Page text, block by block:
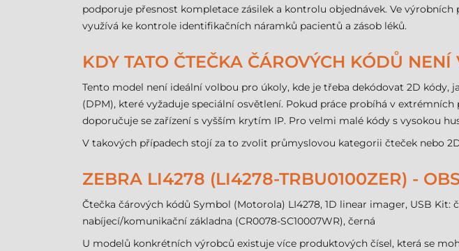
podporuje přesnost kompletace zásilek a kontrolu objednávek. Ve
využívá ke kontrole identifikačních náramků pacientů a zásob léků.
KDY TATO ČTEČKA ČÁROVÝCH KÓDŮ
Tento model není ideální volbou pro úkoly, kde je třeba dekódovat 2D kódy,
(DPM), které vyžaduje speciální osvětlení. Pokud práce probíhá v
doporučuje se zařízení s vyšším krytím IP. Pro velmi malé kódy s vysokou
V takových případech stojí za to zvolit průmyslovou kategorii čteček nebo
ZEBRA LI4278 (LI4278-TRBU0100ZER) -
Čtečka čárových kódů Symbol (Motorola) LI4278, 1D linear imager, USB Kit:
nabíjecí/komunikační základna (CR0078-SC10007WR), černá
U modelů konkrétních výrobců existuje více produktových čísel, která se